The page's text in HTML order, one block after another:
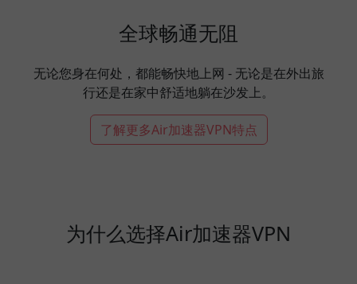
全球畅通无阻
无论您身在何处，都能畅快地上网 - 无论是在外出旅
行还是在家中舒适地躺在沙发上。
了解更多Air加速器VPN特点
为什么选择Air加速器VPN